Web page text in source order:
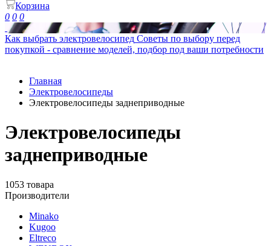
Корзина
0 0 0
Как выбрать электровелосипед Советы по выбору перед
покупкой - сравнение моделей, подбор под ваши потребности
Главная
Электровелосипеды
Электровелосипеды заднеприводные
Электровелосипеды
заднеприводные
1053 товара
Производители
Minako
Kugoo
Eltreco